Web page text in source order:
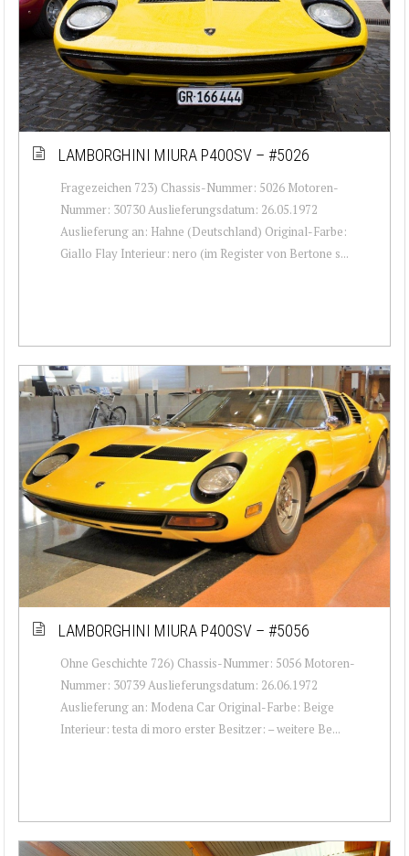
LAMBORGHINI MIURA P400SV – #5026
Fragezeichen 723) Chassis-Nummer: 5026 Motoren-
Nummer: 30730 Auslieferungsdatum: 26.05.1972
Auslieferung an: Hahne (Deutschland) Original-Farbe:
Giallo Flay Interieur: nero (im Register von Bertone s...
LAMBORGHINI MIURA P400SV – #5056
Ohne Geschichte 726) Chassis-Nummer: 5056 Motoren-
Nummer: 30739 Auslieferungsdatum: 26.06.1972
Auslieferung an: Modena Car Original-Farbe: Beige
Interieur: testa di moro erster Besitzer: – weitere Be...